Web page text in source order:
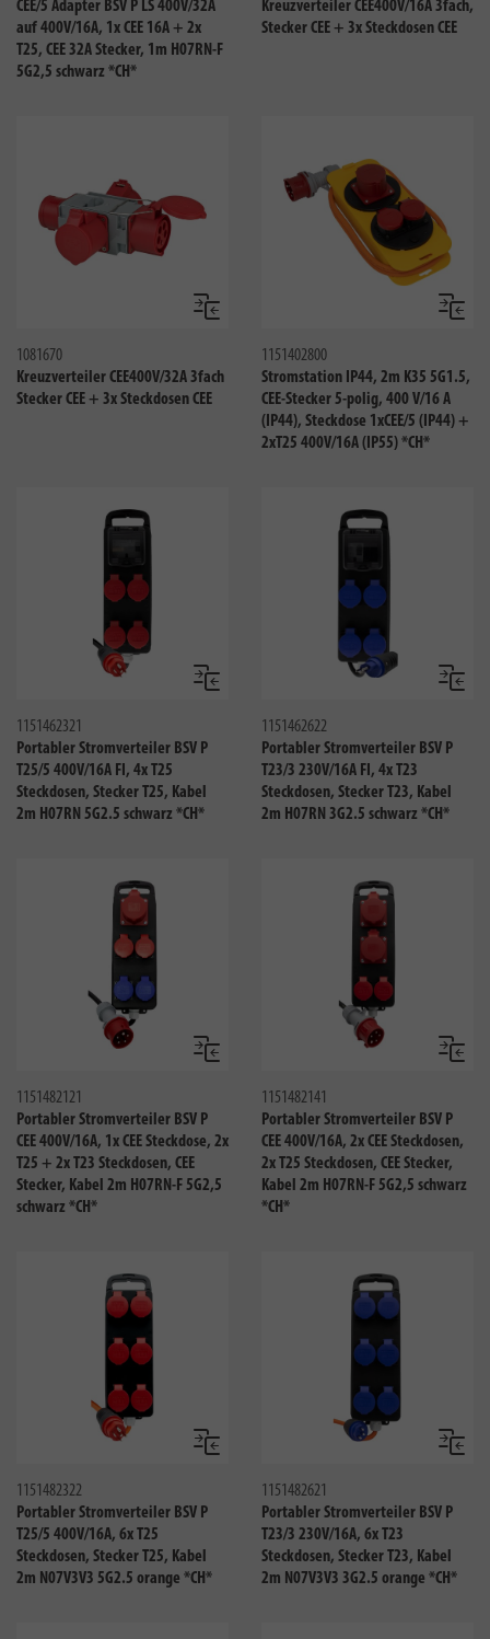
CEE/5 Adapter BSV P LS 400V/32A
auf 400V/16A, 1x CEE 16A + 2x
T25, CEE 32A Stecker, 1m H07RN-F
5G2,5 schwarz *CH*
Kreuzverteiler CEE400V/16A 3fach,
Stecker CEE + 3x Steckdosen CEE
Vergleichen
1081670
Kreuzverteiler CEE400V/32A 3fach
Stecker CEE + 3x Steckdosen CEE
1151402800
Stromstation IP44, 2m K35 5G1.5,
CEE-Stecker 5-polig, 400 V/16 A
(IP44), Steckdose 1xCEE/5 (IP44) +
2xT25 400V/16A (IP55) *CH*
Vergleichen
1151462321
Portabler Stromverteiler BSV P
T25/5 400V/16A FI, 4x T25
Steckdosen, Stecker T25, Kabel
2m H07RN 5G2.5 schwarz *CH*
1151462622
Portabler Stromverteiler BSV P
T23/3 230V/16A FI, 4x T23
Steckdosen, Stecker T23, Kabel
2m H07RN 3G2.5 schwarz *CH*
Vergleichen
1151482121
Portabler Stromverteiler BSV P
CEE 400V/16A, 1x CEE Steckdose, 2x
T25 + 2x T23 Steckdosen, CEE
Stecker, Kabel 2m H07RN-F 5G2,5
schwarz *CH*
1151482141
Portabler Stromverteiler BSV P
CEE 400V/16A, 2x CEE Steckdosen,
2x T25 Steckdosen, CEE Stecker,
Kabel 2m H07RN-F 5G2,5 schwarz
*CH*
Vergleichen
1151482322
Portabler Stromverteiler BSV P
T25/5 400V/16A, 6x T25
Steckdosen, Stecker T25, Kabel
2m N07V3V3 5G2.5 orange *CH*
1151482621
Portabler Stromverteiler BSV P
T23/3 230V/16A, 6x T23
Steckdosen, Stecker T23, Kabel
2m N07V3V3 3G2.5 orange *CH*